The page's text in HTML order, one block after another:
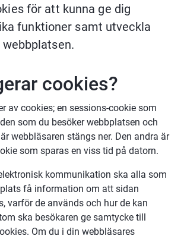
för att kunna ge dig
funktioner samt utveckla
cookies?
av cookies; en sessions-cookie som
som du besöker webbplatsen och
webbläsaren stängs ner. Den andra är
som sparas en viss tid på datorn.
kommunikation ska alla som
få information om att sidan
varför de används och hur de kan
ska besökaren ge samtycke till
Om du i din webbläsares